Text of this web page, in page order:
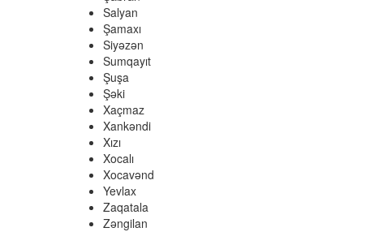
Salyan
Şamaxı
Siyəzən
Sumqayıt
Şuşa
Şəki
Xaçmaz
Xankəndi
Xızı
Xocalı
Xocavənd
Yevlax
Zaqatala
Zəngilan